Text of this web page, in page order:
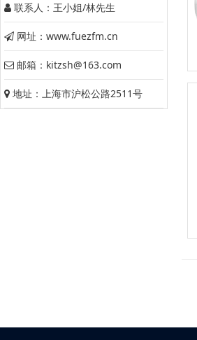
联系人：王小姐/林先生
网址：www.fuezfm.cn
邮箱：kitzsh@163.com
地址：上海市沪松公路2511号